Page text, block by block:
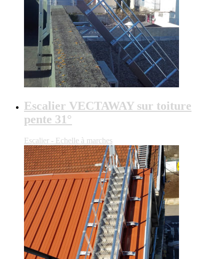
Escalier VECTAWAY sur toiture
pente 31°
Escalier - Echelle à marches